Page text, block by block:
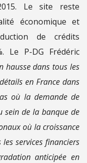
Le site reste
économique et
de crédits
Le P-DG Frédéric
hausse dans tous les
en France dans
où la demande de
sein de la banque de
où la croissance
les services financiers
anticipée en